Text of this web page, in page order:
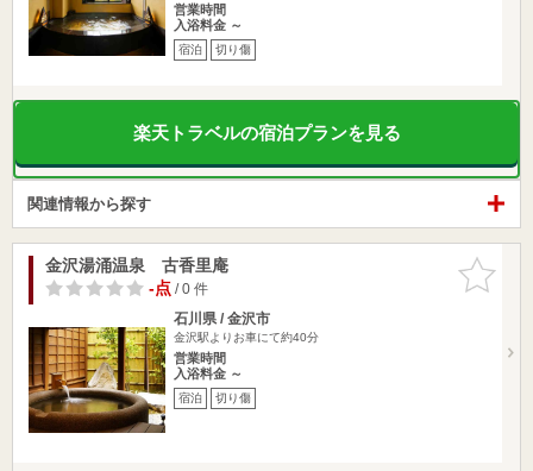
営業時間
入浴料金 ～
宿泊 切り傷
楽天トラベルの宿泊プランを見る
関連情報から探す
お気に入
りに追加
金沢湯涌温泉 古香里庵
-点/ 0 件
石川県 / 金沢市
金沢駅よりお車にて約40分
営業時間
入浴料金 ～
宿泊 切り傷